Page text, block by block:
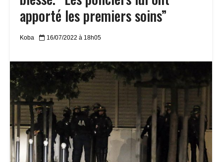
apporté les premiers soins”
Koba 16/07/2022 à 18h05